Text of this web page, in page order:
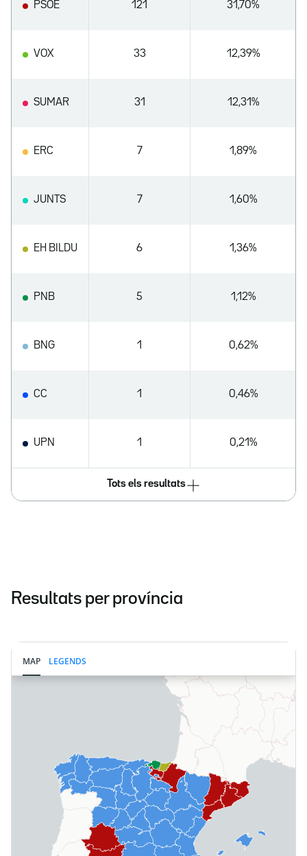
PSOE 121 31,70%
VOX 33 12,39%
SUMAR 31 12,31%
ERC 7 1,89%
JUNTS 7 1,60%
EH BILDU 6 1,36%
PNB 5 1,12%
BNG 1 0,62%
CC 1 0,46%
UPN 1 0,21%
Tots els resultats
Resultats per província